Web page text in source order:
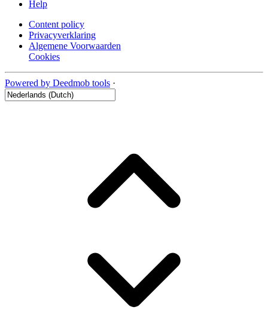
Help
Content policy
Privacyverklaring
Algemene Voorwaarden
Cookies
Powered by Deedmob tools ·